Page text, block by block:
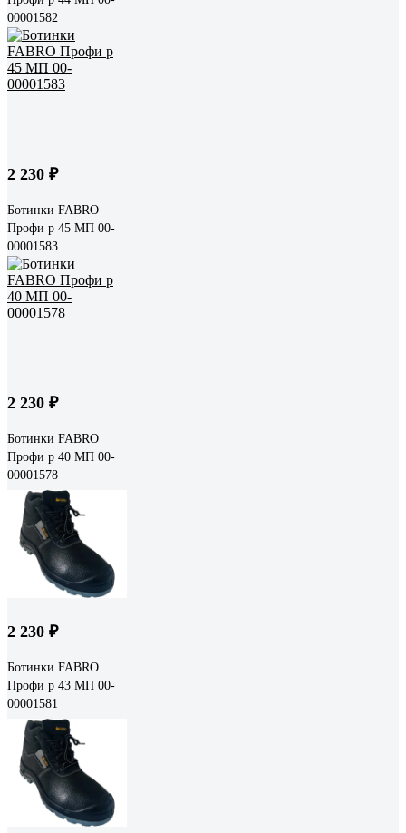
00001582
2 230 ₽
Ботинки FABRO
Профи р 45 МП 00-
00001583
2 230 ₽
Ботинки FABRO
Профи р 40 МП 00-
00001578
2 230 ₽
Ботинки FABRO
Профи р 43 МП 00-
00001581